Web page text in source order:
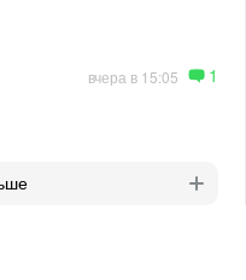
вчера в 15:05 1